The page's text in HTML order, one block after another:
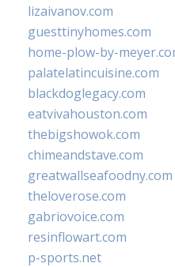
lizaivanov.com
guesttinyhomes.com
home-plow-by-
palatelatincuisine.com
blackdoglegacy.com
eatvivahouston.com
thebigshowok.com
chimeandstave.com
greatwallseafoodny.com
theloverose.com
gabriovoice.com
resinflowart.com
p-sports.net